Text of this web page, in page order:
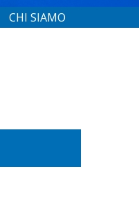
CHI SIAMO